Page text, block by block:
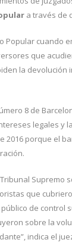
a través de
Popular cuando
que
la
8 de
legales y
porque el
Supremo
que
de control
sobre la
indica el